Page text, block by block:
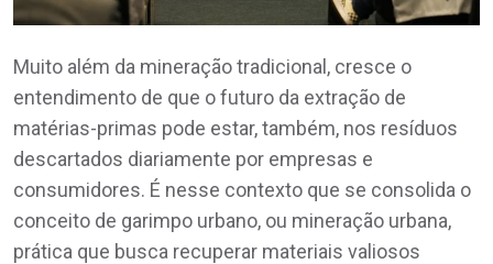
Muito além da mineração tradicional, cresce o
entendimento de que o futuro da extração de
matérias-primas pode estar, também, nos resíduos
descartados diariamente por empresas e
consumidores. É nesse contexto que se consolida o
conceito de garimpo urbano, ou mineração urbana,
prática que busca recuperar materiais valiosos